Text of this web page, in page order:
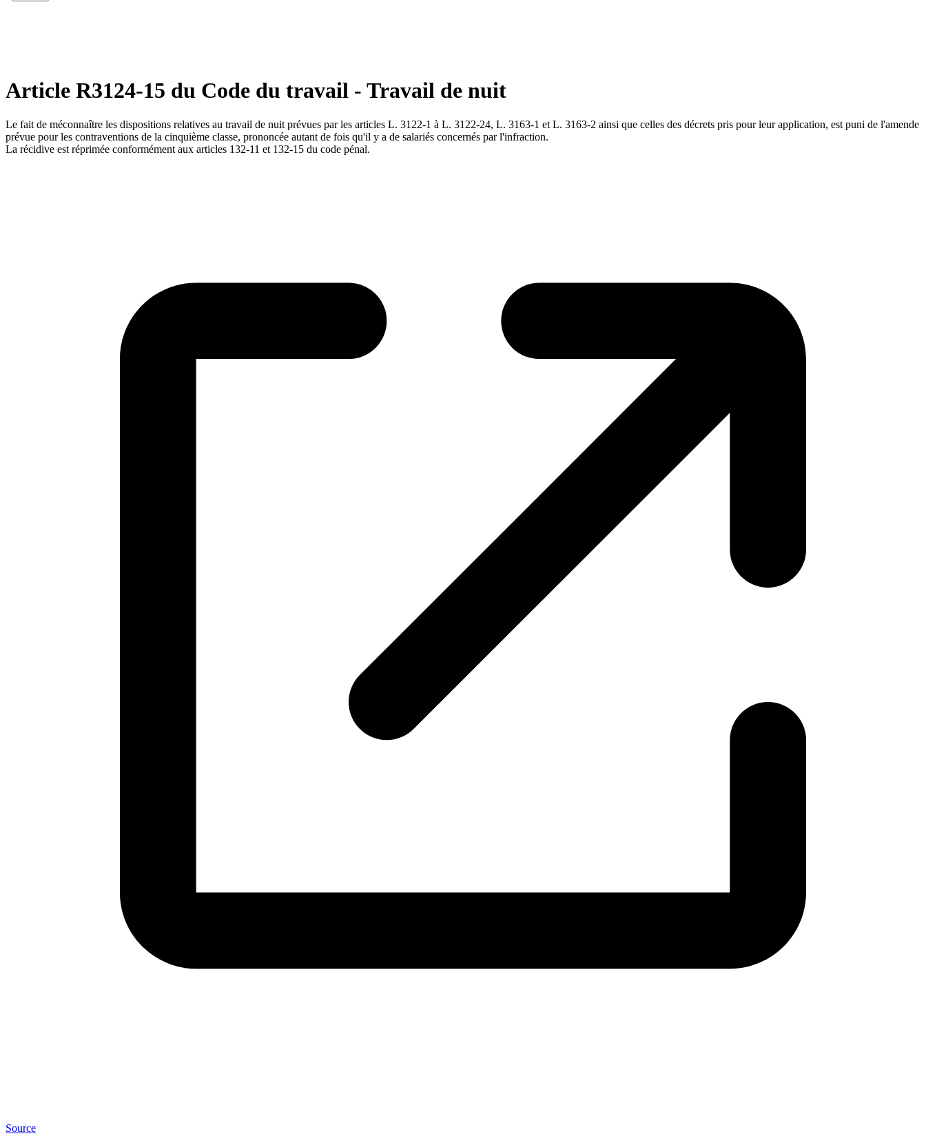
Article R3124-15 du Code du travail - Travail de nuit
Le fait de méconnaître les dispositions relatives au travail de nuit prévues par les articles L. 3122-1 à L. 3122-24, L. 3163-1 et L. 3163-2 ainsi que celles des décrets pris pour leur application, est puni de l'amende
prévue pour les contraventions de la cinquième classe, prononcée autant de fois qu'il y a de salariés concernés par l'infraction.
La récidive est réprimée conformément aux articles 132-11 et 132-15 du code pénal.
Source